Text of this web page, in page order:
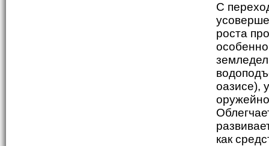
С
роста
оазисе),
как